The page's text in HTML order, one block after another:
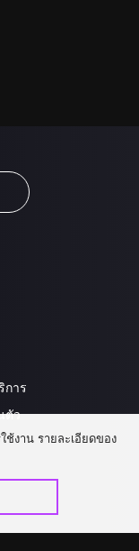
การ
ตัว
ช้งาน รายละเอียดของ